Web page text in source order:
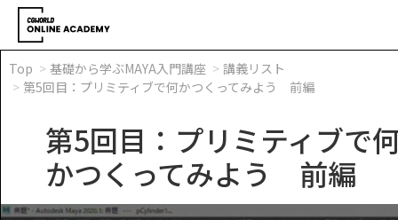
Top 基礎から学ぶMAYA入門講座
講義リスト
第5回目：プリミティブで何かつくってみよう 前編
第5回目：プリミティブで
かつくってみよう 前編